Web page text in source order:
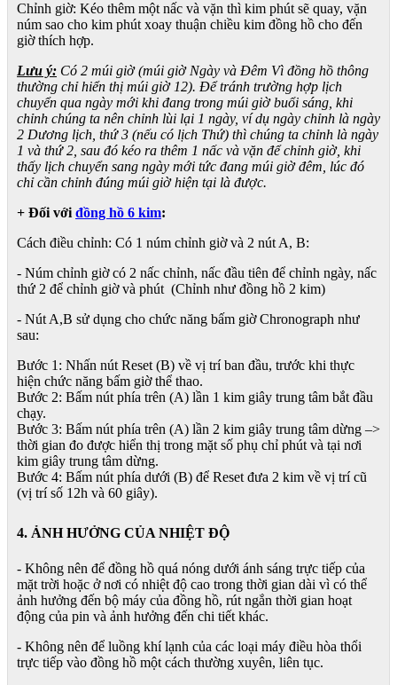
Chỉnh giờ: Kéo thêm một nấc và vặn thì kim phút sẽ quay, vặn
núm sao cho kim phút xoay thuận chiều kim đồng hồ cho đến
giờ thích hợp.
Lưu ý: Có 2 múi giờ (múi giờ Ngày và Đêm Vì đồng hồ thông
thường chỉ hiển thị múi giờ 12). Để tránh trường hợp lịch
chuyển qua ngày mới khi đang trong múi giờ buổi sáng, khi
chỉnh chúng ta nên chỉnh lùi lại 1 ngày, ví dụ ngày chỉnh là ngày
2 Dương lịch, thứ 3 (nếu có lịch Thứ) thì chúng ta chỉnh là ngày
1 và thứ 2, sau đó kéo ra thêm 1 nấc và vặn để chỉnh giờ, khi
thấy lịch chuyển sang ngày mới tức đang múi giờ đêm, lúc đó
chỉ cần chỉnh đúng múi giờ hiện tại là được.
+ Đối với đồng hồ 6 kim:
Cách điều chỉnh: Có 1 núm chỉnh giờ và 2 nút A, B:
- Núm chỉnh giờ có 2 nấc chỉnh, nấc đầu tiên để chỉnh ngày, nấc
thứ 2 để chỉnh giờ và phút (Chỉnh như đồng hồ 2 kim)
- Nút A,B sử dụng cho chức năng bấm giờ Chronograph như
sau:
Bước 1: Nhấn nút Reset (B) về vị trí ban đầu, trước khi thực
hiện chức năng bấm giờ thể thao.
Bước 2: Bấm nút phía trên (A) lần 1 kim giây trung tâm bắt đầu
chạy.
Bước 3: Bấm nút phía trên (A) lần 2 kim giây trung tâm dừng –>
thời gian đo được hiển thị trong mặt số phụ chỉ phút và tại nơi
kim giây trung tâm dừng.
Bước 4: Bấm nút phía dưới (B) để Reset đưa 2 kim về vị trí cũ
(vị trí số 12h và 60 giây).
4. ẢNH HƯỞNG CỦA NHIỆT ĐỘ
- Không nên để đồng hồ quá nóng dưới ánh sáng trực tiếp của
mặt trời hoặc ở nơi có nhiệt độ cao trong thời gian dài vì có thể
ảnh hưởng đến bộ máy của đồng hồ, rút ngắn thời gian hoạt
động của pin và ảnh hưởng đến chi tiết khác.
- Không nên để luồng khí lạnh của các loại máy điều hòa thổi
trực tiếp vào đồng hồ một cách thường xuyên, liên tục.